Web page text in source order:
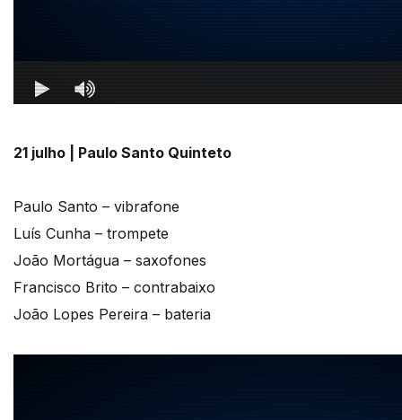
21 julho | Paulo Santo Quinteto
Paulo Santo – vibrafone
Luís Cunha – trompete
João Mortágua – saxofones
Francisco Brito – contrabaixo
João Lopes Pereira – bateria